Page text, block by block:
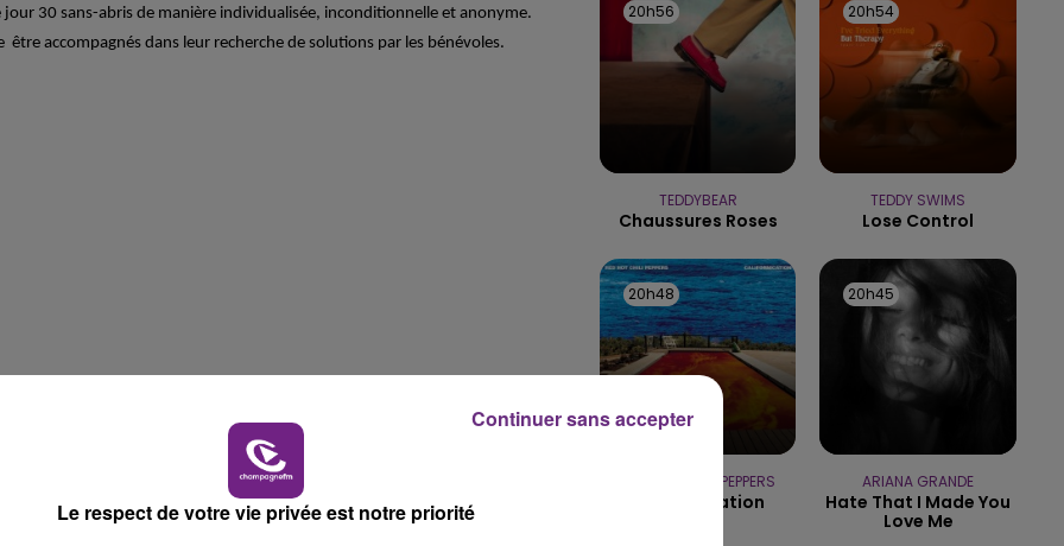
14h00 - 15h00
LA RADIO POP
30 sans-abris de manière individualisée, inconditionnelle et anonyme.
accompagnés dans leur recherche de solutions par les bénévoles.
Boulevard Jules Guesde nous a confié
préfèrent rester à la rue, malheureusement le plus souvent par honte.
20h56
20h56
TEDDYBEAR
Chaussures Roses
20h54
20h54
TEDDY SWIMS
Lose Control
20h48
20h48
RED HOT CHILI PEPPERS
Californication
20h45
20h45
ARIANA GRANDE
Hate That I Made You
Love Me
Le respect de votre vie privée est notre priorité
Continuer sans accepter